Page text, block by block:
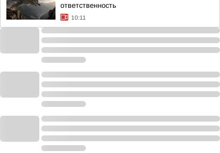
ответственность
10:11